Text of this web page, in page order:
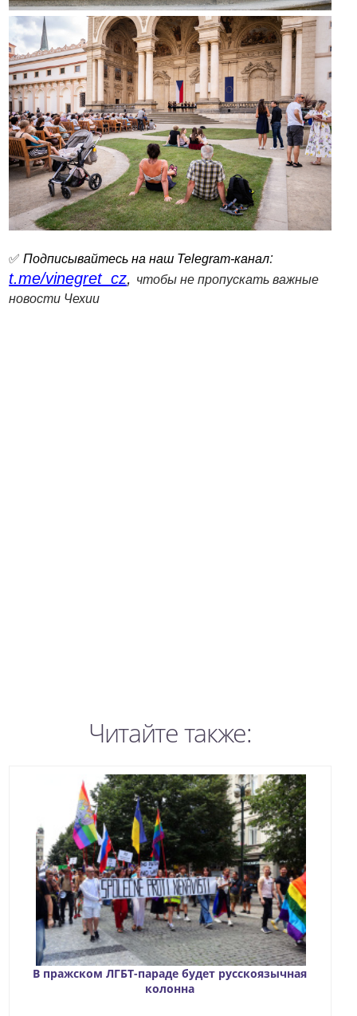
✅Подписывайтесь на наш Telegram-канал:
t.me/vinegret_cz, чтобы не пропускать важные
новости Чехии
Читайте также:
В пражском ЛГБТ-параде будет русскоязычная
колонна